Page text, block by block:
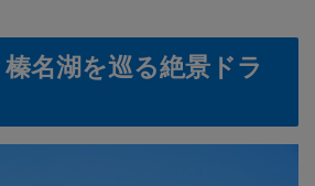
名湖を巡る絶景ドラ